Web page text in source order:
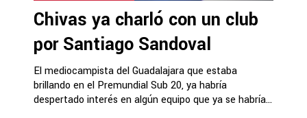
Chivas ya charló con un club
por Santiago Sandoval
El mediocampista del Guadalajara que estaba
brillando en el Premundial Sub 20, ya habría
despertado interés en algún equipo que ya se habría...